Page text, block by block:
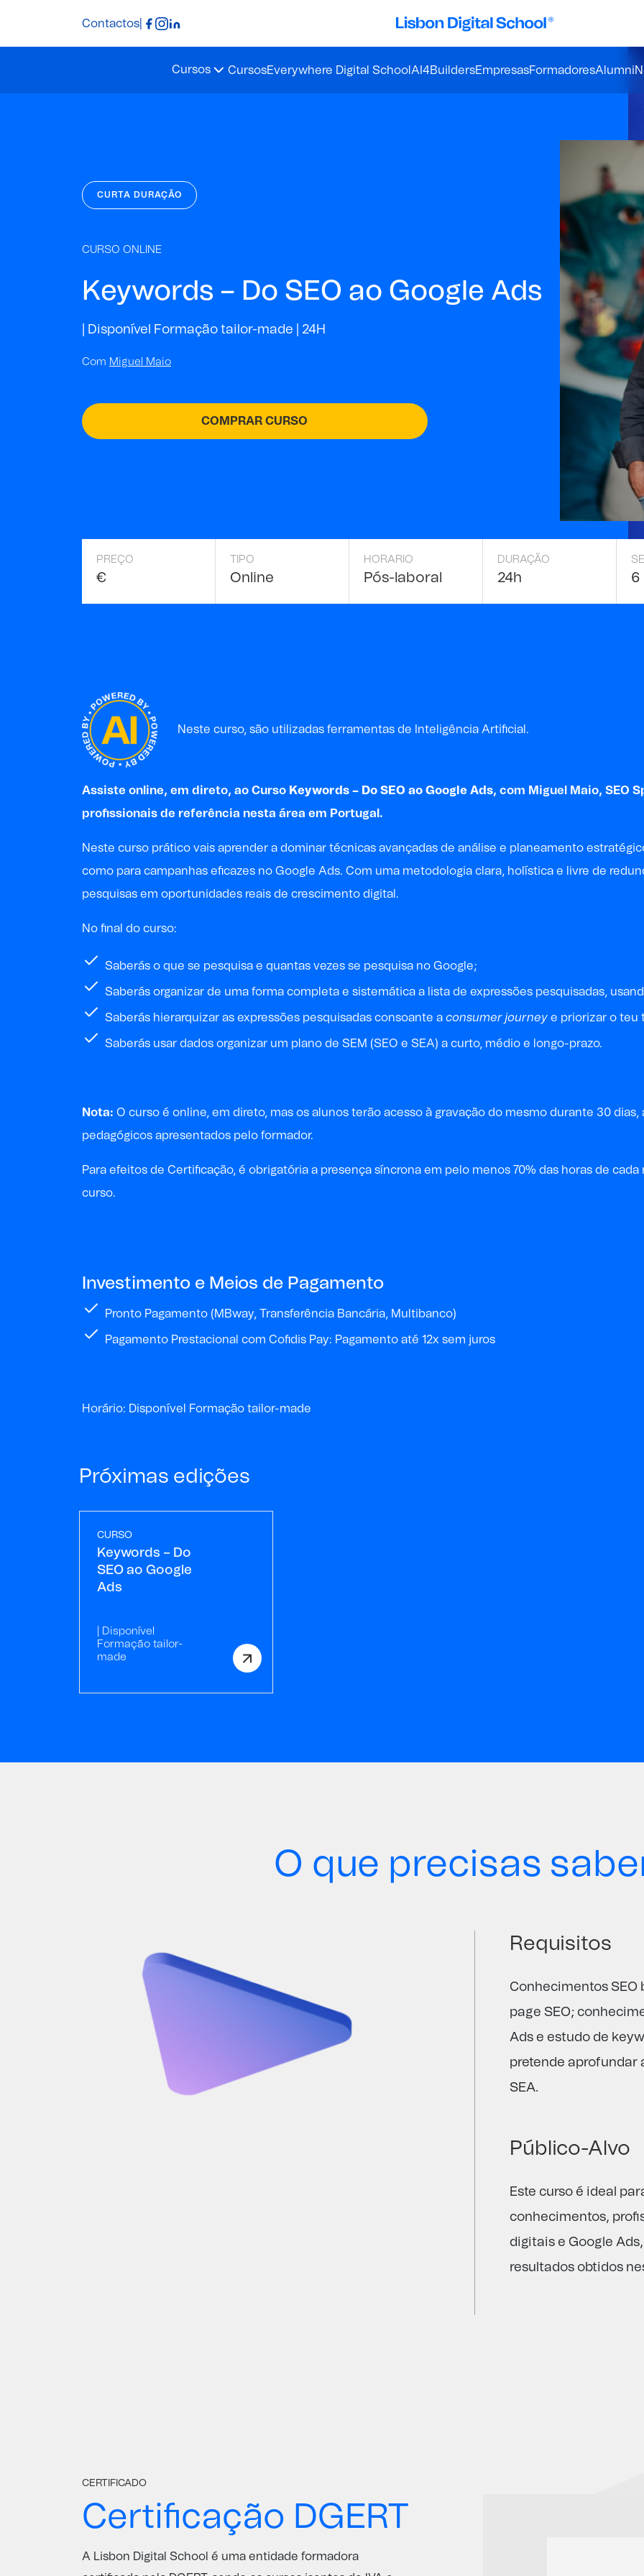
Contactos
Cursos CursosEverywhere Digital School AI4BuildersEmpresasFormadoresAlumni
CURTA DURAÇÃO
CURSO ONLINE
Keywords – Do SEO ao Google Ads
| Disponível Formação tailor-made | 24H
Com Miguel Maio
COMPRAR CURSO
PREÇO
€
TIPO
Online
HORARIO
Pós-laboral
DURAÇÃO
24h 6
Neste curso, são utilizadas ferramentas de Inteligência Artificial.
Assiste online, em direto, ao Curso Keywords – Do SEO ao Google Ads, com Miguel Maio, SEO
profissionais de referência nesta área em Portugal.
Neste curso prático vais aprender a dominar técnicas avançadas de análise e planeamento
como para campanhas eficazes no Google Ads. Com uma metodologia clara, holística e livre de
pesquisas em oportunidades reais de crescimento digital.
No final do curso:
Saberás o que se pesquisa e quantas vezes se pesquisa no Google;
Saberás organizar de uma forma completa e sistemática a lista de expressões pesquisadas,
Saberás hierarquizar as expressões pesquisadas consoante a consumer journey e priorizar o teu
Saberás usar dados organizar um plano de SEM (SEO e SEA) a curto, médio e longo-prazo.
Nota: O curso é online, em direto, mas os alunos terão acesso à gravação do mesmo durante 30
pedagógicos apresentados pelo formador.
Para efeitos de Certificação, é obrigatória a presença síncrona em pelo menos 70% das horas de
curso.
Investimento e Meios de Pagamento
Pronto Pagamento (MBway, Transferência Bancária, Multibanco)
Pagamento Prestacional com Cofidis Pay: Pagamento até 12x sem juros
Horário: Disponível Formação tailor-made
Próximas edições
CURSO
Keywords – Do
SEO ao Google
Ads
| Disponível
Formação tailor-
made
O que precisas
Requisitos
Conhecimentos SEO
page SEO;
Ads e estudo de
pretende aprofundar
SEA.
Público-Alvo
Este curso é ideal
conhecimentos,
digitais e Google
resultados obtidos
CERTIFICADO
Certificação DGERT
A Lisbon Digital School é uma entidade formadora